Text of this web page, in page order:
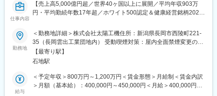
・有給取得は20日以上と100%越え
・各事業所に社員食堂があり、三ツ星レストランと提携も
・平均勤続年数17年超、平均年齢40.5歳、離職率（自己都合）
1.6%と長期就労可能
・育児休暇は男性女性共に100%
・ホワイト500認定＆健康経営銘柄2024認定
奈良への無料シャトルバス、社員食堂やトレーニングジム、完備
など、社員を大切にする仕組みあり
仕事内容
【売上高5,000億円超／世界40ヶ国以上に展開／平均年収903万
円・平均勤続年数17年超／ホワイト500認定＆健康経営銘柄2024
※世界有数の工作機械メーカーである当社の完全子会社「株式会社
太陽工機」に在籍出向いただき、将来的に長岡市にて勤務頂きま
す。
ご経験に応じて適切なポジションにてご選考いたしますのでまず
はご応募ください。
勤務地
＜勤務地詳細＞株式会社太陽工機住所：新潟県長岡市西陵町221-
35（長岡雲出工業団地内） 受動喫煙対策：屋内全面禁煙変更の範
囲：会社の定める事業所
【最寄り駅】
石地駅
給与
＜予定年収＞800万円～1,200万円＜賃金形態＞月給制＜賃金内訳
＞月額（基本給）：400,000円～450,000円＜月給＞400,000円～